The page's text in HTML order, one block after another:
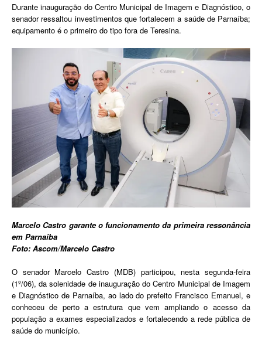
Durante inauguração do Centro Municipal de Imagem e Diagnóstico, o
senador ressaltou investimentos que fortalecem a saúde de Parnaíba;
equipamento é o primeiro do tipo fora de Teresina.
Marcelo Castro garante o funcionamento da primeira ressonância
em Parnaíba
Foto: Ascom/Marcelo Castro
O senador Marcelo Castro (MDB) participou, nesta segunda-feira
(1º/06), da solenidade de inauguração do Centro Municipal de Imagem
e Diagnóstico de Parnaíba, ao lado do prefeito Francisco Emanuel, e
conheceu de perto a estrutura que vem ampliando o acesso da
população a exames especializados e fortalecendo a rede pública de
saúde do município.